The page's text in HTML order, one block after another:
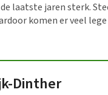
laatste jaren sterk.
komen er veel
Dinther